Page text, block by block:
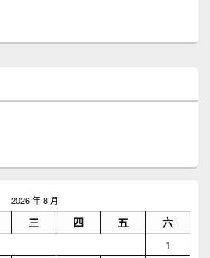
2026 年 8 月
三 四 五 六
1